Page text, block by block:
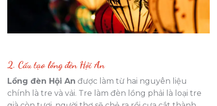
2. Cấu tạo lồng đèn Hội An
Lồng đèn Hội An được làm từ hai nguyên liệu
chính là tre và vải. Tre làm đèn lồng phải là loại tre